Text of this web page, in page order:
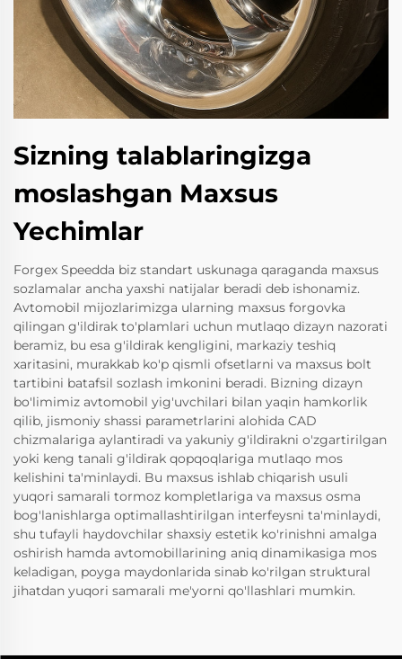
Sizning talablaringizga
moslashgan Maxsus
Yechimlar
Forgex Speedda biz standart uskunaga qaraganda maxsus
sozlamalar ancha yaxshi natijalar beradi deb ishonamiz.
Avtomobil mijozlarimizga ularning maxsus forgovka
qilingan g'ildirak to'plamlari uchun mutlaqo dizayn nazorati
beramiz, bu esa g'ildirak kengligini, markaziy teshiq
xaritasini, murakkab ko'p qismli ofsetlarni va maxsus bolt
tartibini batafsil sozlash imkonini beradi. Bizning dizayn
bo'limimiz avtomobil yig'uvchilari bilan yaqin hamkorlik
qilib, jismoniy shassi parametrlarini alohida CAD
chizmalariga aylantiradi va yakuniy g'ildirakni o'zgartirilgan
yoki keng tanali g'ildirak qopqoqlariga mutlaqo mos
kelishini ta'minlaydi. Bu maxsus ishlab chiqarish usuli
yuqori samarali tormoz kompletlariga va maxsus osma
bog'lanishlarga optimallashtirilgan interfeysni ta'minlaydi,
shu tufayli haydovchilar shaxsiy estetik ko'rinishni amalga
oshirish hamda avtomobillarining aniq dinamikasiga mos
keladigan, poyga maydonlarida sinab ko'rilgan struktural
jihatdan yuqori samarali me'yorni qo'llashlari mumkin.